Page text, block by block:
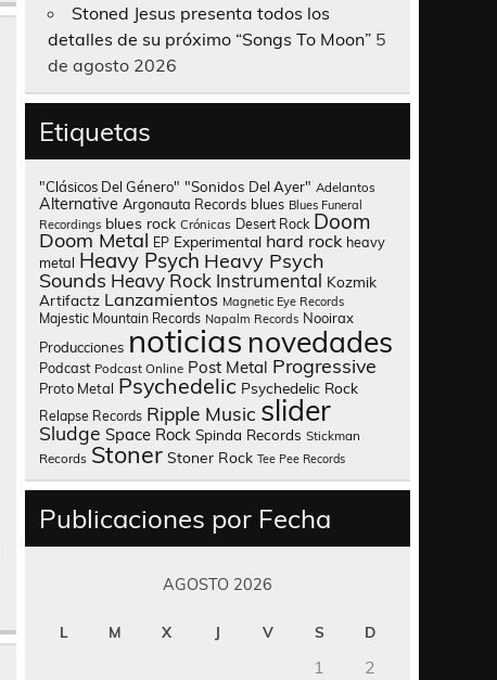
Stoned Jesus presenta todos los
detalles de su próximo “Songs To Moon” 5
de agosto 2026
Etiquetas
"Clásicos Del Género" "Sonidos Del Ayer" Adelantos
Alternative Argonauta Records blues Blues Funeral
Recordings blues rock Crónicas Desert Rock Doom
Doom Metal EP Experimental hard rock heavy
metal Heavy Psych Heavy Psych
Sounds Heavy Rock Instrumental Kozmik
Artifactz Lanzamientos Magnetic Eye Records
Majestic Mountain Records Napalm Records Nooirax
Producciones noticias novedades
Podcast Podcast Online Post Metal Progressive
Proto Metal Psychedelic Psychedelic Rock
Relapse Records Ripple Music slider
Sludge Space Rock Spinda Records Stickman
Records Stoner Stoner Rock Tee Pee Records
Publicaciones por Fecha
AGOSTO 2026
L M X J V S D
1
2